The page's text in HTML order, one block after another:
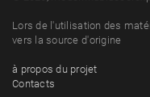
Lors de l'utilisation des
vers la source d'origine
à propos du projet
Contacts